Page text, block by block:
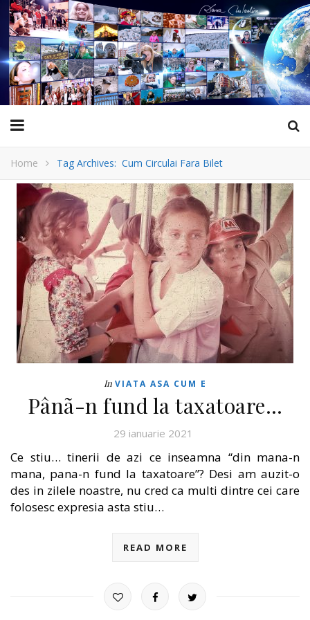
Home Tag Archives: Cum Circulai Fara Bilet
In VIATA ASA CUM E
Pânã-n fund la taxatoare…
29 ianuarie 2021
Ce stiu… tinerii de azi ce inseamna “din mana-n
mana, pana-n fund la taxatoare”? Desi am auzit-o
des in zilele noastre, nu cred ca multi dintre cei care
folosesc expresia asta stiu…
READ MORE